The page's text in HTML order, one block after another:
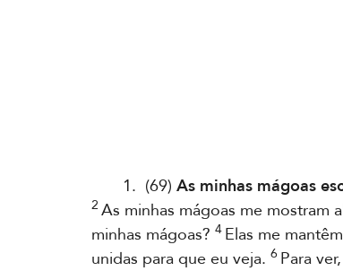
1. (69) As minhas mágoas
2 As minhas mágoas me mostram
minhas mágoas? 4 Elas me
unidas para que eu veja. 6 Para